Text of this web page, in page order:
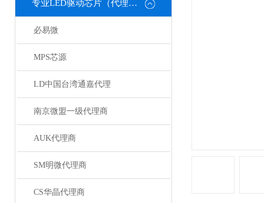
专业LED驱动芯片（代理或直销）
必易微
MPS芯源
LD中国台湾通嘉代理
南京微盟一级代理商
AUK代理商
SM明微代理商
CS华晶代理商